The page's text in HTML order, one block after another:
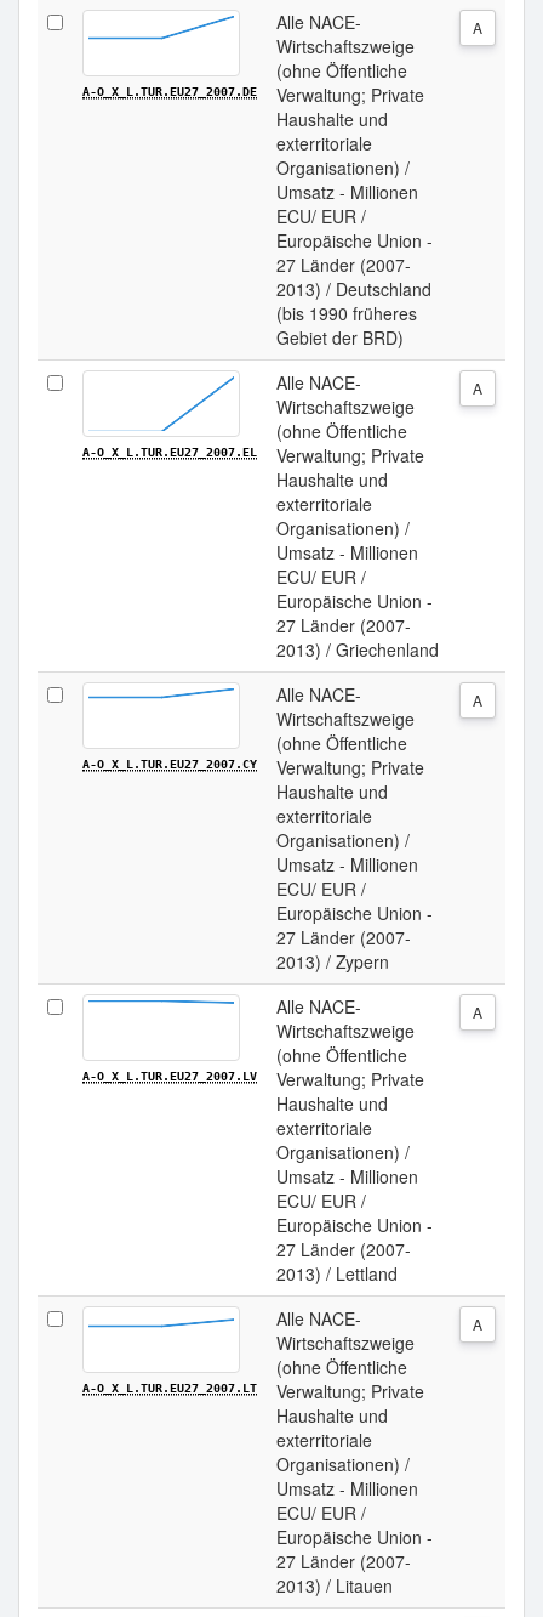
A-O_X_L.TUR.EU27_2007.DE
Alle NACE-
Wirtschaftszweige
(ohne Öffentliche
Verwaltung; Private
Haushalte und
exterritoriale
Organisationen) /
Umsatz - Millionen
ECU/ EUR /
Europäische Union -
27 Länder (2007-
2013) / Deutschland
(bis 1990 früheres
Gebiet der BRD)
A
A-O_X_L.TUR.EU27_2007.EL
Alle NACE-
Wirtschaftszweige
(ohne Öffentliche
Verwaltung; Private
Haushalte und
exterritoriale
Organisationen) /
Umsatz - Millionen
ECU/ EUR /
Europäische Union -
27 Länder (2007-
2013) / Griechenland
A
A-O_X_L.TUR.EU27_2007.CY
Alle NACE-
Wirtschaftszweige
(ohne Öffentliche
Verwaltung; Private
Haushalte und
exterritoriale
Organisationen) /
Umsatz - Millionen
ECU/ EUR /
Europäische Union -
27 Länder (2007-
2013) / Zypern
A
A-O_X_L.TUR.EU27_2007.LV
Alle NACE-
Wirtschaftszweige
(ohne Öffentliche
Verwaltung; Private
Haushalte und
exterritoriale
Organisationen) /
Umsatz - Millionen
ECU/ EUR /
Europäische Union -
27 Länder (2007-
2013) / Lettland
A
A-O_X_L.TUR.EU27_2007.LT
Alle NACE-
Wirtschaftszweige
(ohne Öffentliche
Verwaltung; Private
Haushalte und
exterritoriale
Organisationen) /
Umsatz - Millionen
ECU/ EUR /
Europäische Union -
27 Länder (2007-
2013) / Litauen
A